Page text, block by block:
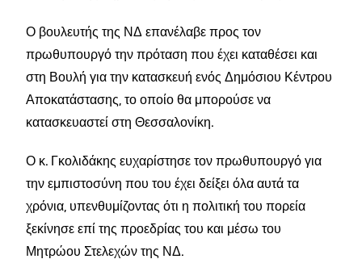
Ο βουλευτής της ΝΔ επανέλαβε προς τον
πρωθυπουργό την πρόταση που έχει καταθέσει και
στη Βουλή για την κατασκευή ενός Δημόσιου Κέντρου
Αποκατάστασης, το οποίο θα μπορούσε να
κατασκευαστεί στη Θεσσαλονίκη.
Ο κ. Γκολιδάκης ευχαρίστησε τον πρωθυπουργό για
την εμπιστοσύνη που του έχει δείξει όλα αυτά τα
χρόνια, υπενθυμίζοντας ότι η πολιτική του πορεία
ξεκίνησε επί της προεδρίας του και μέσω του
Μητρώου Στελεχών της ΝΔ.